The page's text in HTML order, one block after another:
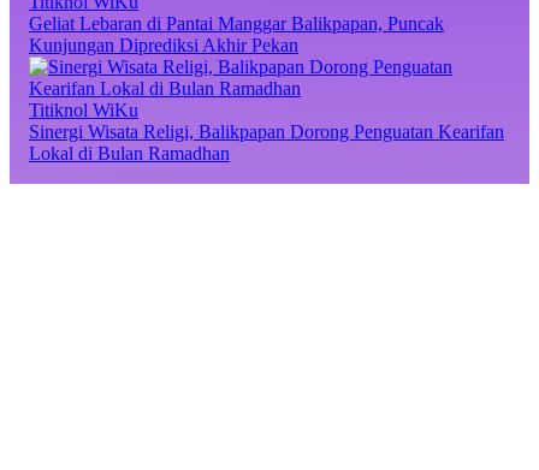
Geliat Lebaran di Pantai Manggar Balikpapan, Puncak
Kunjungan Diprediksi Akhir Pekan
Titiknol WiKu
Sinergi Wisata Religi, Balikpapan Dorong Penguatan Kearifan
Lokal di Bulan Ramadhan